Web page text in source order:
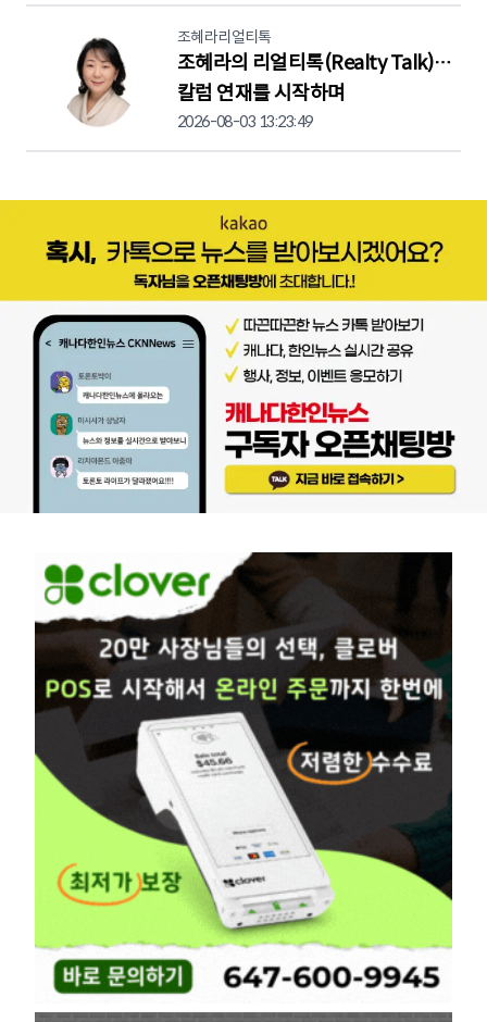
조혜라리얼티톡
조혜라의 리얼티톡(Realty Talk)…
칼럼 연재를 시작하며
2026-08-03 13:23:49